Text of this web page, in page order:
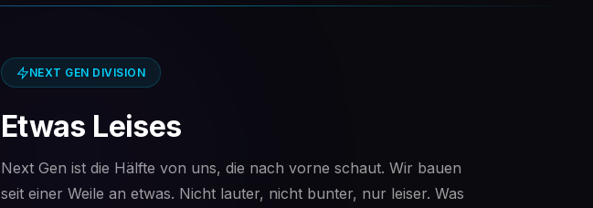
NEXT GEN DIVISION
Etwas Leises
Next Gen ist die Hälfte von uns, die nach vorne schaut. Wir bauen
seit einer Weile an etwas. Nicht lauter, nicht bunter, nur leiser. Was